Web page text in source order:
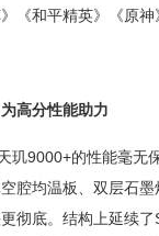
《和平精英》《原
高分性能助力
玑9000+的性能毫无
腔均温板、双层石
彻底。结构上延续